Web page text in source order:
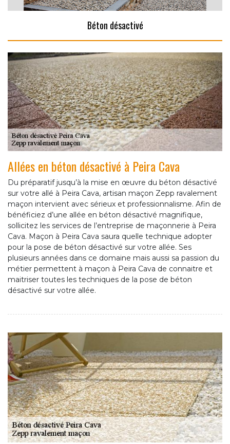
Béton désactivé
Allées en béton désactivé à Peira Cava
Du préparatif jusqu’à la mise en œuvre du béton désactivé
sur votre allé à Peira Cava, artisan maçon Zepp ravalement
maçon intervient avec sérieux et professionnalisme. Afin de
bénéficiez d’une allée en béton désactivé magnifique,
sollicitez les services de l’entreprise de maçonnerie à Peira
Cava. Maçon à Peira Cava saura quelle technique adopter
pour la pose de béton désactivé sur votre allée. Ses
plusieurs années dans ce domaine mais aussi sa passion du
métier permettent à maçon à Peira Cava de connaitre et
maitriser toutes les techniques de la pose de béton
désactivé sur votre allée.